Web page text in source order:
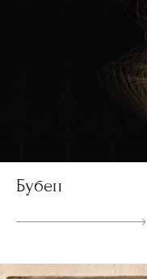
Бубен